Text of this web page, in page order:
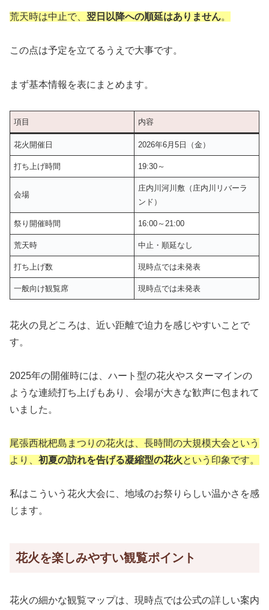
荒天時は中止で、 翌日以降への順延はありません。
この点は予定を立てるうえで大事です。
まず基本情報を表にまとめます。
項目 内容
花火開催日 2026年6月5日（金）
打ち上げ時間 19:30～
会場
庄内川河川敷（庄内川リバーラ
ンド）
祭り開催時間 16:00～21:00
荒天時 中止・順延なし
打ち上げ数 現時点では未発表
一般向け観覧席 現時点では未発表
花火の見どころは、近い距離で迫力を感じやすいことで
す。
2025年の開催時には、ハート型の花火やスターマインの
ような連続打ち上げもあり、会場が大きな歓声に包まれて
いました。
尾張西枇杷島まつりの花火は、長時間の大規模大会という
より、 初夏の訪れを告げる凝縮型の花火という印象です。
私はこういう花火大会に、地域のお祭りらしい温かさを感
じます。
花火を楽しみやすい観覧ポイント
花火の細かな観覧マップは、現時点では公式の詳しい案内